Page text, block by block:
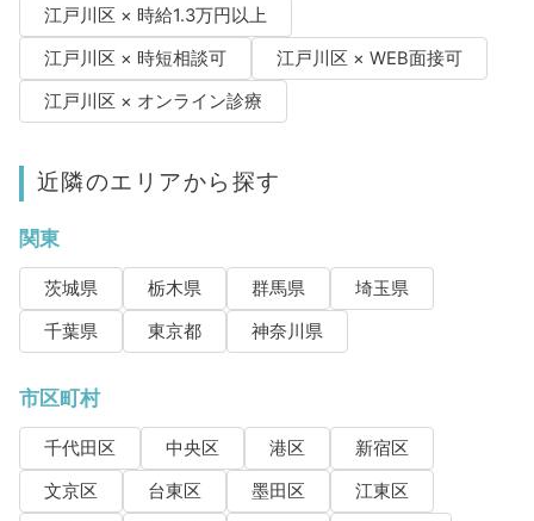
江戸川区 × 時給1.3万円以上
江戸川区 × 時短相談可
江戸川区 × WEB面接可
江戸川区 × オンライン診療
近隣のエリアから探す
関東
茨城県 栃木県 群馬県
埼玉県
千葉県
東京都 神奈川県
市区町村
千代田区 中央区 港区
新宿区
文京区
台東区 墨田区
江東区